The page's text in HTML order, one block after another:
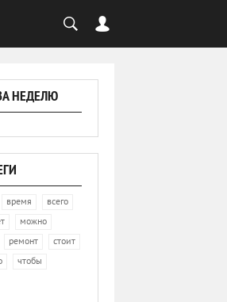
НЕДЕЛЮ
время всего
можно
ремонт стоит
чтобы